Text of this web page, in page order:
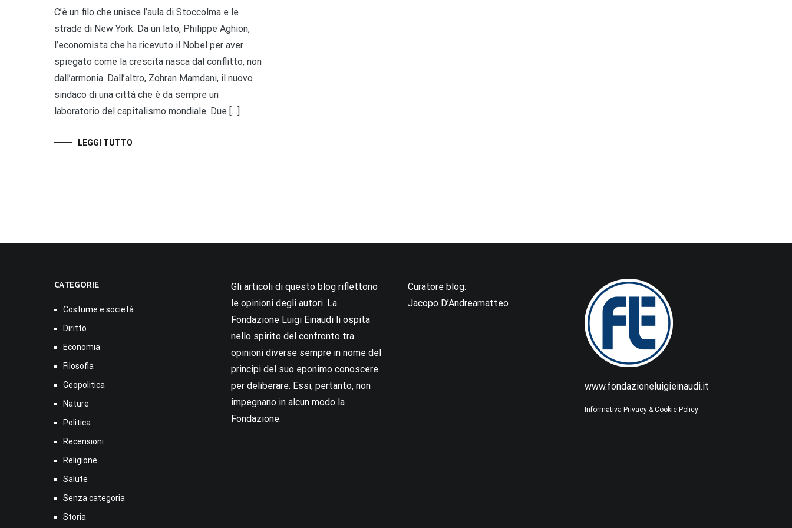
C’è un filo che unisce l’aula di Stoccolma e le
strade di New York. Da un lato, Philippe Aghion,
l’economista che ha ricevuto il Nobel per aver
spiegato come la crescita nasca dal conflitto, non
dall’armonia. Dall’altro, Zohran Mamdani, il nuovo
sindaco di una città che è da sempre un
laboratorio del capitalismo mondiale. Due […]
LEGGI TUTTO
CATEGORIE
Costume e società
Diritto
Economia
Filosofia
Geopolitica
Nature
Politica
Recensioni
Religione
Salute
Senza categoria
Storia
Gli articoli di questo blog riflettono
le opinioni degli autori. La
Fondazione Luigi Einaudi li ospita
nello spirito del confronto tra
opinioni diverse sempre in nome del
principi del suo eponimo conoscere
per deliberare. Essi, pertanto, non
impegnano in alcun modo la
Fondazione.
Curatore blog:
Jacopo D’Andreamatteo
www.fondazioneluigieinaudi.it
Informativa Privacy & Cookie Policy